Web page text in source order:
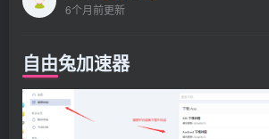
6个月前更新
自由兔加速器